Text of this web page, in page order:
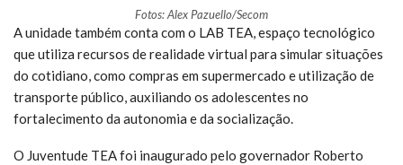
Fotos: Alex Pazuello/Secom
A unidade também conta com o LAB TEA, espaço tecnológico
que utiliza recursos de realidade virtual para simular situações
do cotidiano, como compras em supermercado e utilização de
transporte público, auxiliando os adolescentes no
fortalecimento da autonomia e da socialização.
O Juventude TEA foi inaugurado pelo governador Roberto